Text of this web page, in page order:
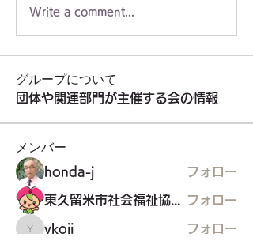
Write a comment...
グループについて
団体や関連部門が主催する会の情報
メンバー
honda-j フォロー
フォロー
ykoji
ykoji フォロー